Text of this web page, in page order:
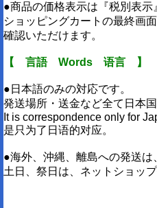
●商品の価格表示は『税別表
ショッピングカートの最終画
確認いただけます。
【 言語 Words 语言 】
●日本語のみの対応です。
発送場所・送金など全て日本
It is correspondence only
是只为了日语的对应。
●海外、沖縄、離島への発送は
土日、祭日は、ネットショッ